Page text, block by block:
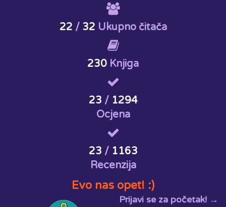
22 / 32 Ukupno čitača
230 Knjiga
23 / 1294
Ocjena
23 / 1163
Recenzija
Evo nas opet! :)
Prijavi se za početak! →